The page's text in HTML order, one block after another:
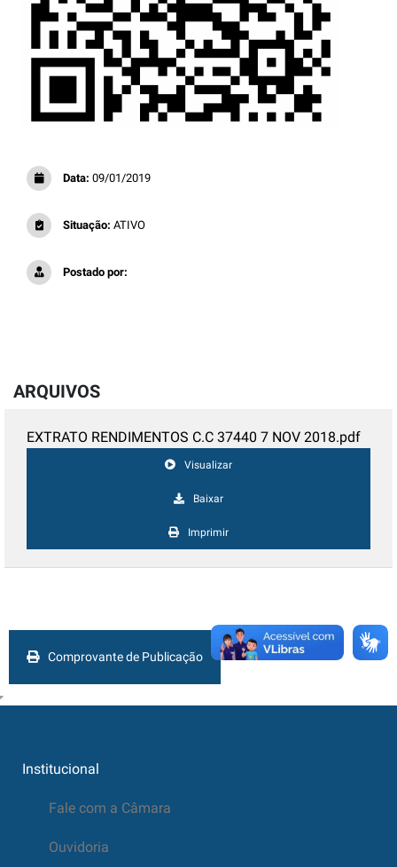
Data: 09/01/2019
Situação: ATIVO
Postado por:
ARQUIVOS
EXTRATO RENDIMENTOS C.C 37440 7 NOV 2018.pdf
Visualizar
Baixar
Imprimir
Comprovante de Publicação
Institucional
Fale com a Câmara
Ouvidoria